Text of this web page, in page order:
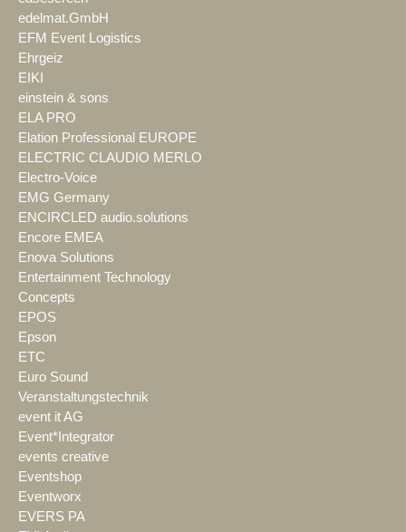
edelmat.GmbH
EFM Event Logistics
Ehrgeiz
EIKI
einstein & sons
ELA PRO
Elation Professional EUROPE
ELECTRIC CLAUDIO MERLO
Electro-Voice
EMG Germany
ENCIRCLED audio.solutions
Encore EMEA
Enova Solutions
Entertainment Technology
Concepts
EPOS
Epson
ETC
Euro Sound
Veranstaltungstechnik
event it AG
Event*Integrator
events creative
Eventshop
Eventworx
EVERS PA